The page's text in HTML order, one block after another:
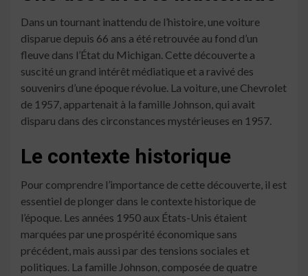
Dans un tournant inattendu de l’histoire, une voiture
disparue depuis 66 ans a été retrouvée au fond d’un
fleuve dans l’État du Michigan. Cette découverte a
suscité un grand intérêt médiatique et a ravivé des
souvenirs d’une époque révolue. La voiture, une Chevrolet
de 1957, appartenait à la famille Johnson, qui avait
disparu dans des circonstances mystérieuses en 1957.
Le contexte historique
Pour comprendre l’importance de cette découverte, il est
essentiel de plonger dans le contexte historique de
l’époque. Les années 1950 aux États-Unis étaient
marquées par une prospérité économique sans
précédent, mais aussi par des tensions sociales et
politiques. La famille Johnson, composée de quatre